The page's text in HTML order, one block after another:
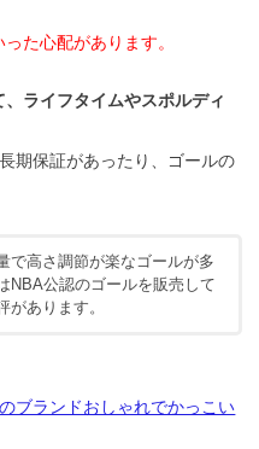
た心配があります。
ライフタイムやスポルディ
期保証があったり、ゴールの
で高さ調節が楽なゴールが多
NBA公認のゴールを販売して
があります。
ブランドおしゃれでかっこい